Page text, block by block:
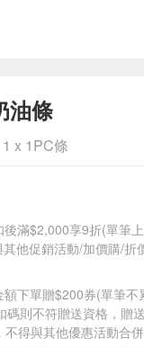
油條
x 1PC條
滿$2,000享9折(單筆
他促銷活動/加價購/折
下單贈$200券(單筆不
碼則不符贈送資格，贈
得與其他優惠活動合